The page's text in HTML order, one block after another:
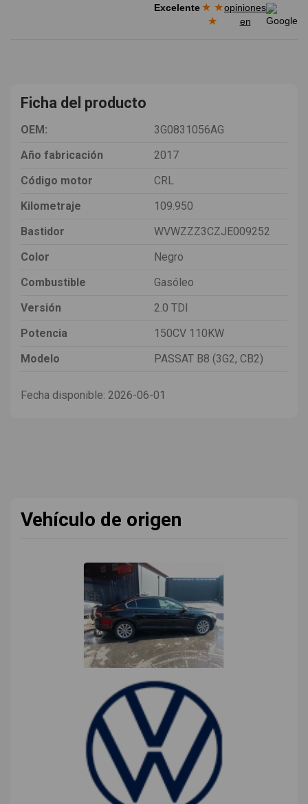
Excelente★ ★
★
opiniones
en
Ficha del producto
OEM:
3G0831056AG
Año fabricación
2017
Código motor
CRL
Kilometraje
109.950
Bastidor
WVWZZZ3CZJE009252
Color
Negro
Combustible
Gasóleo
Versión
2.0 TDI
Potencia
150CV 110KW
Modelo
PASSAT B8 (3G2, CB2)
Fecha disponible: 2026-06-01
Vehículo de origen